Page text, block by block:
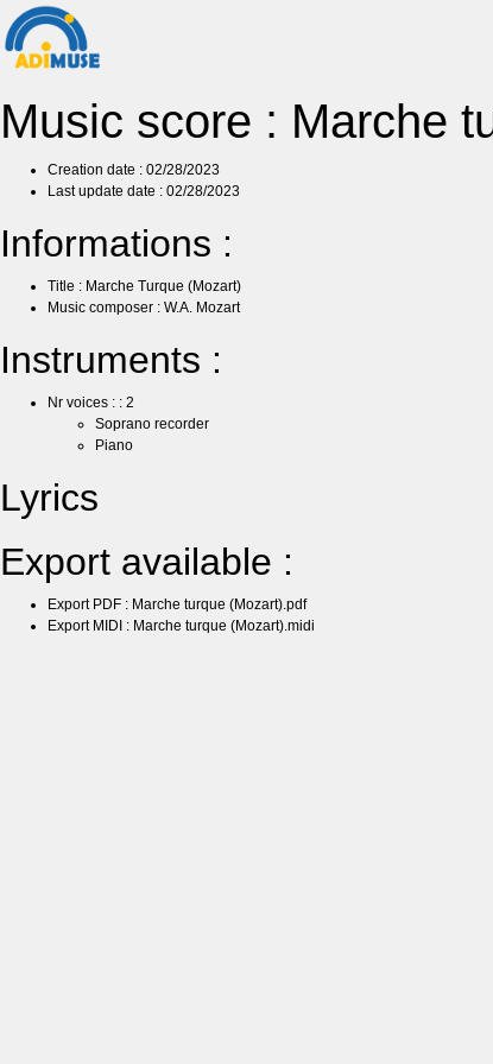
Music score : Marche
Creation date : 02/28/2023
Last update date : 02/28/2023
Informations :
Title : Marche Turque (Mozart)
Music composer : W.A. Mozart
Instruments :
Nr voices : : 2
Soprano recorder
Piano
Lyrics
Export available :
Export PDF : Marche turque (Mozart).pdf
Export MIDI : Marche turque (Mozart).midi